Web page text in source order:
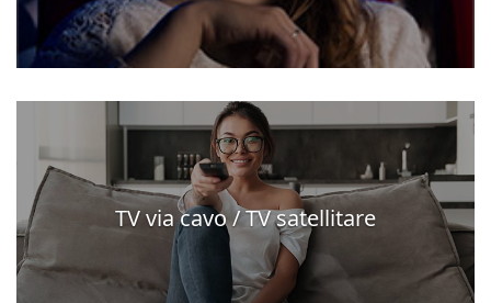
TV via cavo / TV satellitare